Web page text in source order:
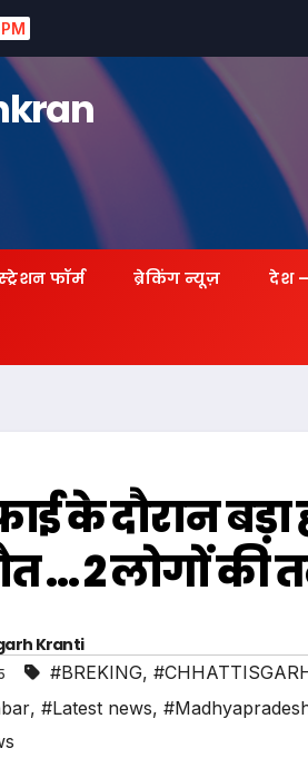
फॉर्म ब्रेकिंग न्यूज़ देश
के दौरान बड़ा
… 2 लोगों की
Kranti
#BREKING,
, #Latest news,